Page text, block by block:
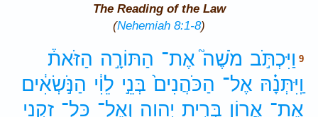
The Reading of the Law
(Nehemiah 8:1-8)
9 וַיִּכְתֹּ֣ב מֹשֶׁה֮ אֶת־ הַתּוֹרָ֣ה הַזֹּאת֒
וַֽיִּתְּנָ֗הּ אֶל־ הַכֹּהֲנִים֙ בְּנֵ֣י לֵוִ֔י הַנֹּ֣שְׂאִ֔ים
אֶת־ אֲר֖וֹן בְּרִ֣ית יְהוָ֑ה וְאֶל־ כָּל־ זִקְנֵ֖י